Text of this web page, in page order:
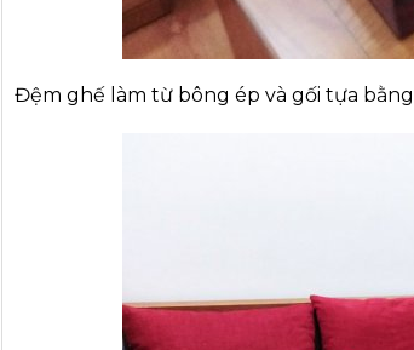
Đệm ghế làm từ bông ép và gối tựa